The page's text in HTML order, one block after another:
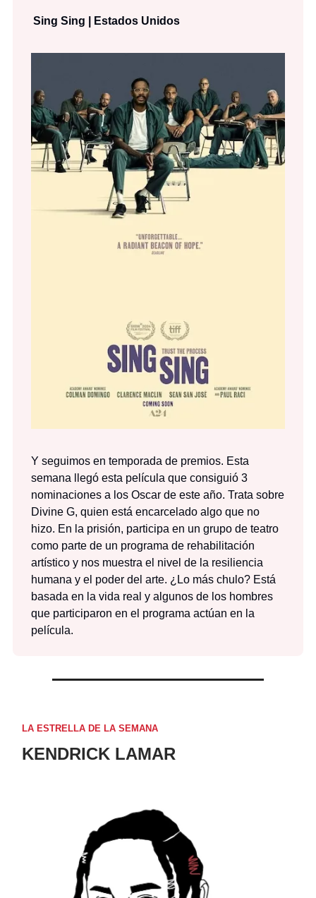
Sing Sing | Estados Unidos
Y seguimos en temporada de premios. Esta
semana llegó esta película que consiguió 3
nominaciones a los Oscar de este año. Trata sobre
Divine G, quien está encarcelado algo que no
hizo. En la prisión, participa en un grupo de teatro
como parte de un programa de rehabilitación
artístico y nos muestra el nivel de la resiliencia
humana y el poder del arte. ¿Lo más chulo? Está
basada en la vida real y algunos de los hombres
que participaron en el programa actúan en la
película.
LA ESTRELLA DE LA SEMANA
KENDRICK LAMAR